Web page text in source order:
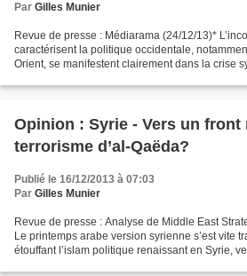
Par Gilles Munier
Revue de presse : Médiarama (24/12/13)*
caractérisent la politique occidentale,
Orient, se manifestent clairement dans la crise
Opinion : Syrie - Vers un
terrorisme d’al-Qaëda?
Publié le 16/12/2013 à 07:03
Par Gilles Munier
Revue de presse : Analyse de Middle East
Le printemps arabe version syrienne s’est vite
étouffant l’islam politique renaissant en Syrie,